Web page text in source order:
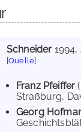
Schneider 1994,
[Quelle]
Franz Pfeiffer
Straßburg,
Georg